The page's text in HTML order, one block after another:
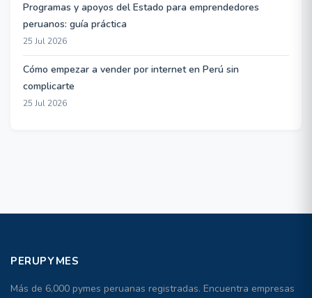
Programas y apoyos del Estado para emprendedores
peruanos: guía práctica
25 Jul 2026
Cómo empezar a vender por internet en Perú sin
complicarte
25 Jul 2026
PERUPYMES
Más de 6,000 pymes peruanas registradas. Encuentra empresas